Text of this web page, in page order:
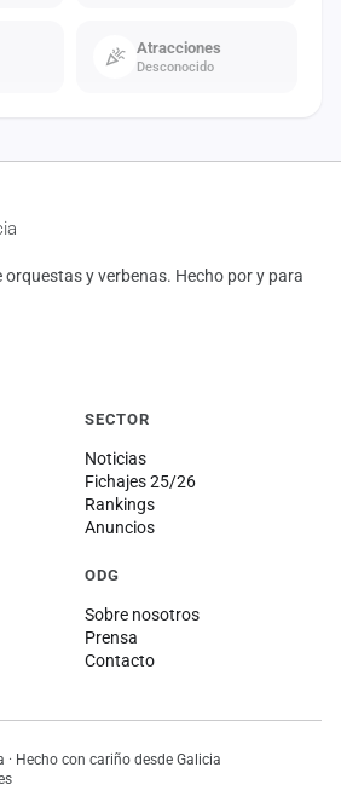
Atracciones
Desconocido
orquestas y verbenas. Hecho por y para
SECTOR
Noticias
Fichajes 25/26
Rankings
Anuncios
ODG
Sobre nosotros
Prensa
Contacto
Hecho con cariño desde Galicia